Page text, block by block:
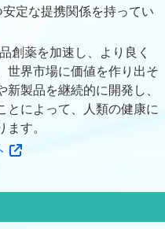
定な提携関係を持ってい
創薬を加速し、より良く
世界市場に価値を作り出そ
製品を継続的に開発し、
とによって、人類の健康に
す。